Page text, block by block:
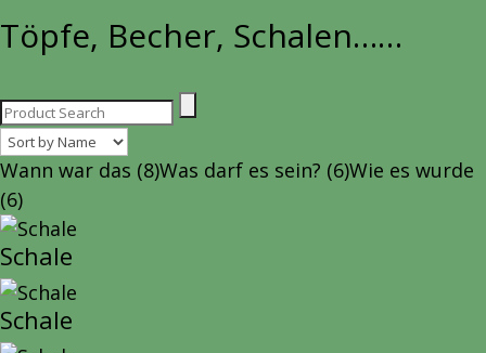
Töpfe, Becher, Schalen……
Wann war das (8)Was darf es sein? (6)Wie es wurde
(6)
Schale
Schale